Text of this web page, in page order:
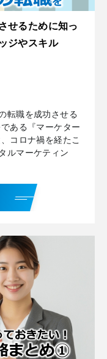
せるために知っ
ジやスキル
転職を成功させる
ある『マーケター
コロナ禍を経たこ
ルマーケティン